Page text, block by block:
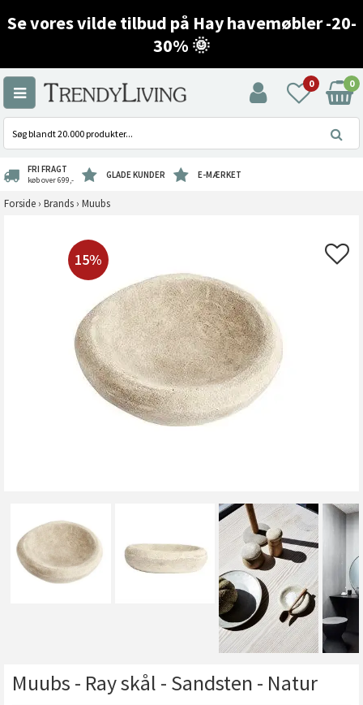
Se vores vilde tilbud på Hay havemøbler -20-
30% 🌞
0 0
FRI FRAGT
køb over 699,- GLADE KUNDER E-MÆRKET
Forside › Brands › Muubs
15%
Muubs - Ray skål - Sandsten - Natur